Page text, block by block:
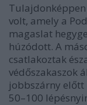
volt, amely a
magaslat
húzódott. A
csatlakoztak
védőszakaszok
jobbszárny előtt
50–100